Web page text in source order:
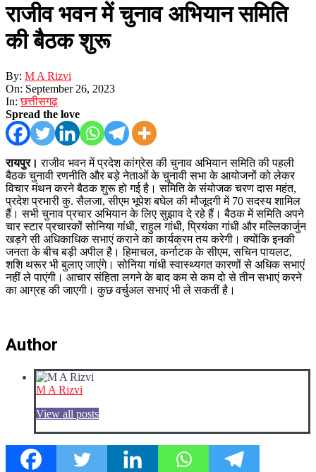
राजीव भवन में चुनाव अभियान समिति
की बैठक शुरू
By: M A Rizvi
On: September 26, 2023
In: छत्तीसगढ़
Spread the love
रायपुर। राजीव भवन में प्रदेश कांग्रेस की चुनाव अभियान समिति की पहली
बैठक चुनावी रणनीति और बड़े नेताओं के चुनावी सभा के आयोजनों को लेकर
विचार मंथन करने बैठक शुरू हो गई है। समिति के संयोजक चरण दास महंत,
प्रदेश प्रभारी कु. सैलजा, सीएम भूपेश बघेल की मौजूदगी में 70 सदस्य शामिल
हैं। सभी चुनाव प्रचार अभियान के लिए सुझाव दे रहे हैं। बैठक में समिति अपने
चार स्टार प्रचारकों सोनिया गांधी, राहुल गांधी, प्रियंका गांधी और मल्लिकार्जुन
खड़गे सी अधिकाधिक सभाएं कराने का कार्यक्रम तय करेगी। क्योंकि इनकी
जनता के बीच बड़ी अपील है। हिमाचल, कर्नाटक के सीएम, सचिन पायलट,
शशि थरूर भी बुलाए जाएंगे। सोनिया गांधी स्वास्थ्यगत कारणों से अधिक सभाएं
नहीं ले पाएंगी। आचार संहिता लगने के बाद कम से कम दो से तीन सभाएं करने
का आग्रह की जाएगी। कुछ वर्चुअल सभाएं भी ले सकतीं है।
Author
M A Rizvi
View all posts